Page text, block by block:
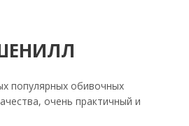
популярных обивочных
очень практичный и